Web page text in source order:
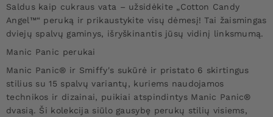
Saldus kaip cukraus vata – užsidėkite „Cotton Candy
Angel™“ peruką ir prikaustykite visų dėmesį! Tai žaismingas
dviejų spalvų gaminys, išryškinantis jūsų vidinį linksmumą.
Manic Panic perukai
Manic Panic® ir Smiffy's sukūrė ir pristato 6 skirtingus
stilius su 15 spalvų variantų, kuriems naudojamos
technikos ir dizainai, puikiai atspindintys Manic Panic®
dvasią. Ši kolekcija siūlo gausybę perukų stilių visiems,